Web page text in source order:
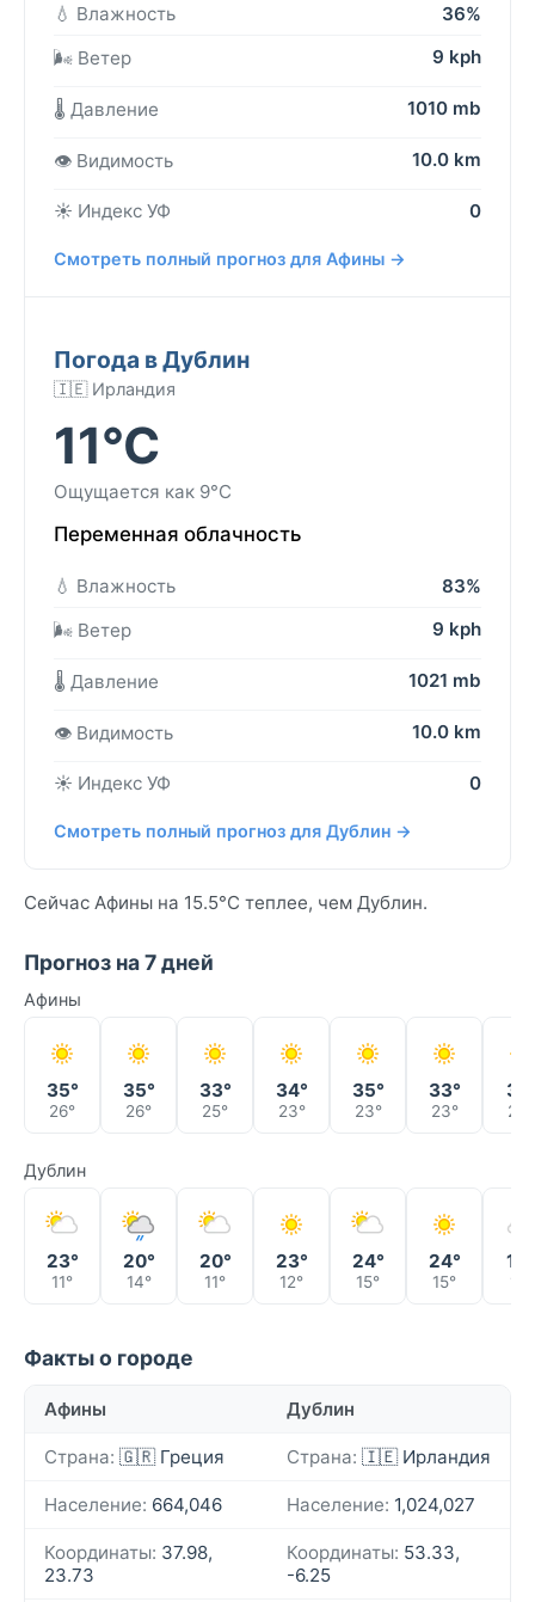
💧 Влажность
36%
🌬️ Ветер
9 kph
🌡️ Давление 1010 mb
👁️ Видимость 10.0 km
☀️ Индекс УФ 0
Смотреть полный прогноз для Афины →
Погода в Дублин
🇮🇪 Ирландия
11°C
Ощущается как 9°C
Переменная облачность
💧 Влажность
83%
🌬️ Ветер
9 kph
🌡️ Давление 1021 mb
👁️ Видимость 10.0 km
☀️ Индекс УФ 0
Смотреть полный прогноз для Дублин →
Сейчас Афины на 15.5°C теплее, чем Дублин.
Прогноз на 7 дней
Афины
35°
26°
35°
26°
33°
25°
34°
23°
35°
23°
33°
23°
31°
23°
Дублин
23°
11°
20°
14°
20°
11°
23°
12°
24°
15°
24°
15°
19°
Факты о городе
Афины Дублин
Страна: 🇬🇷 Греция Страна: 🇮🇪 Ирландия
Население: 664,046 Население: 1,024,027
Координаты: 37.98,
23.73
Координаты: 53.33,
-6.25